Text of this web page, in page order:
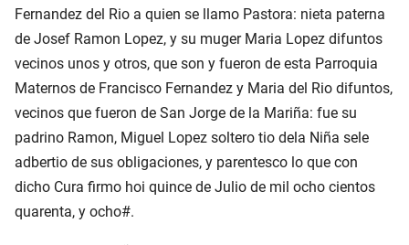
Fernandez del Rio a quien se llamo Pastora: nieta paterna
de Josef Ramon Lopez, y su muger Maria Lopez difuntos
vecinos unos y otros, que son y fueron de esta Parroquia
Maternos de Francisco Fernandez y Maria del Rio difuntos,
vecinos que fueron de San Jorge de la Mariña: fue su
padrino Ramon, Miguel Lopez soltero tio dela Niña sele
adbertio de sus obligaciones, y parentesco lo que con
dicho Cura firmo hoi quince de Julio de mil ocho cientos
quarenta, y ocho#.